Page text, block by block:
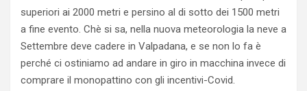
superiori ai 2000 metri e persino al di sotto dei 1500 metri
a fine evento. Chè si sa, nella nuova meteorologia la neve a
Settembre deve cadere in Valpadana, e se non lo fa è
perché ci ostiniamo ad andare in giro in macchina invece di
comprare il monopattino con gli incentivi-Covid.